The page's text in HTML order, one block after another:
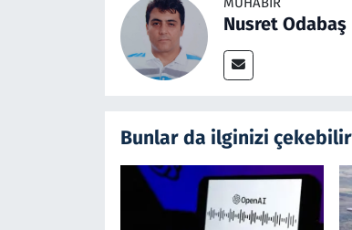
Nusret Odabaş
Bunlar da ilginizi çekebilir